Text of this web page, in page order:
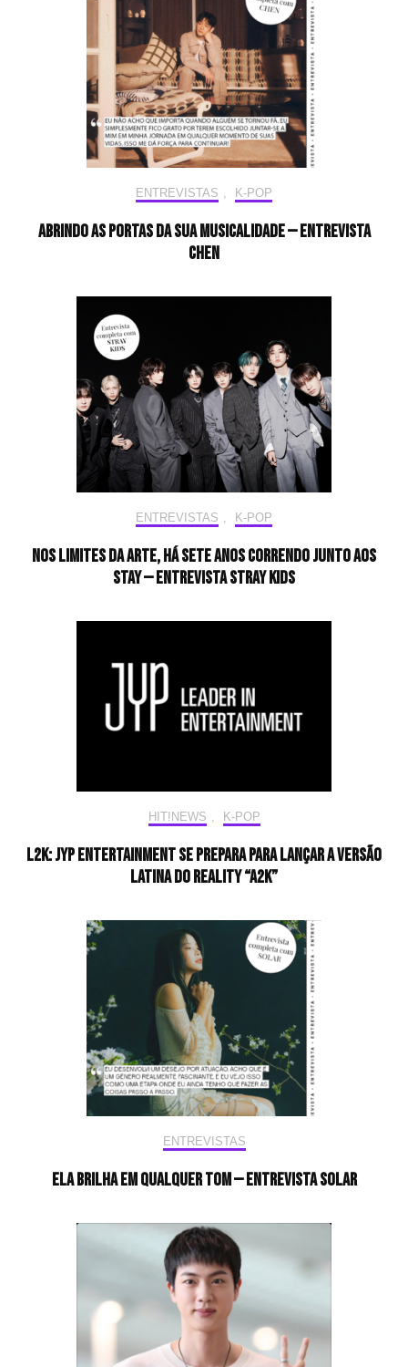
ENTREVISTAS , K-POP
Abrindo as portas da sua musicalidade — Entrevista
CHEN
ENTREVISTAS , K-POP
Nos limites da arte, há sete anos correndo junto aos
STAY — Entrevista Stray Kids
HIT!NEWS K-POP
L2K: JYP Entertainment se prepara para lançar a versão
latina do reality “A2K”
ENTREVISTAS
Ela brilha em qualquer tom — Entrevista Solar